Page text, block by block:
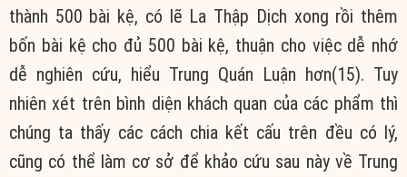
thành 500 bài kệ, có lẽ La Thập Dịch xong rồi thêm
bốn bài kệ cho đủ 500 bài kệ, thuận cho việc dễ nhớ
dễ nghiên cứu, hiểu Trung Quán Luận hơn(15). Tuy
nhiên xét trên bình diện khách quan của các phẩm thì
chúng ta thấy các cách chia kết cấu trên đều có lý,
cũng có thể làm cơ sở để khảo cứu sau này về Trung